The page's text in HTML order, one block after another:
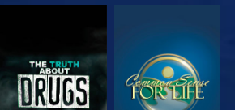
צפה צפה